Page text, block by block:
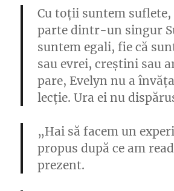
Cu toții suntem
parte dintr-un singur
suntem egali, fie că
sau evrei, creștini sau
pare, Evelyn nu a
lecție. Ura ei nu
„Hai să facem un
propus după ce am
prezent.